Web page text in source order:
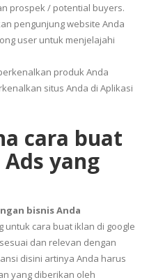
prospek / potential buyers.
pengunjung website Anda
user untuk menjelajahi
produk Anda
situs Anda di Aplikasi
cara buat
yang
bisnis Anda
untuk cara buat iklan di google
dan relevan dengan
disini artinya Anda harus
yang diberikan oleh